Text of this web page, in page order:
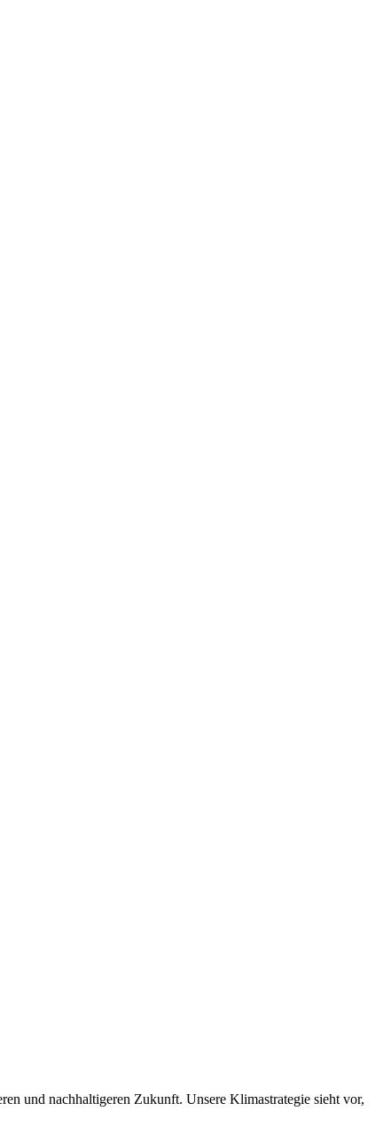
und nachhaltigeren Zukunft. Unsere Klimastrategie sieht vor,